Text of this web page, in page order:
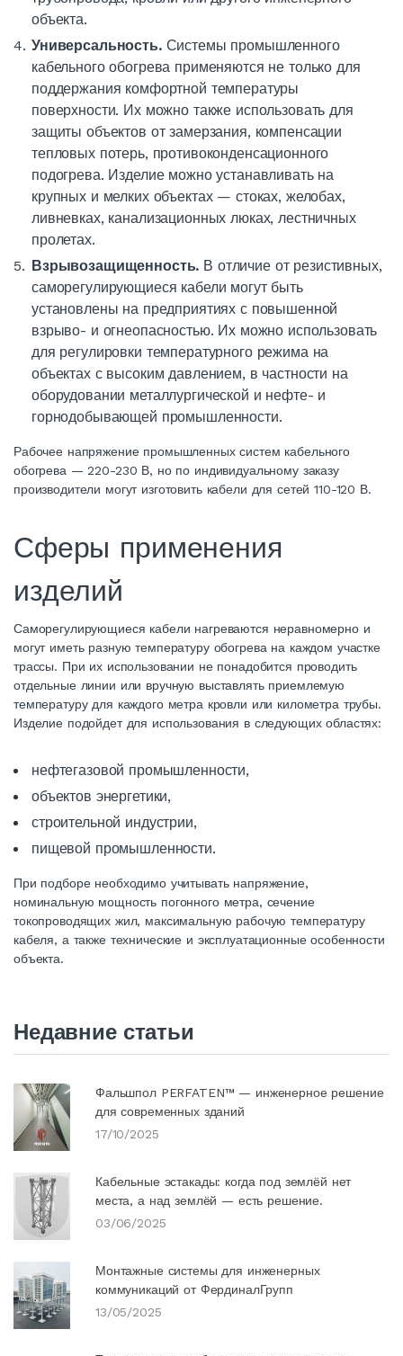
объекта.
Универсальность. Системы промышленного
кабельного обогрева применяются не только для
поддержания комфортной температуры
поверхности. Их можно также использовать для
защиты объектов от замерзания, компенсации
тепловых потерь, противоконденсационного
подогрева. Изделие можно устанавливать на
крупных и мелких объектах — стоках, желобах,
ливневках, канализационных люках, лестничных
пролетах.
Взрывозащищенность. В отличие от резистивных,
саморегулирующиеся кабели могут быть
установлены на предприятиях с повышенной
взрыво- и огнеопасностью. Их можно использовать
для регулировки температурного режима на
объектах с высоким давлением, в частности на
оборудовании металлургической и нефте- и
горнодобывающей промышленности.
Рабочее напряжение промышленных систем кабельного
обогрева — 220-230 В, но по индивидуальному заказу
производители могут изготовить кабели для сетей 110-120 В.
Сферы применения
изделий
Саморегулирующиеся кабели нагреваются неравномерно и
могут иметь разную температуру обогрева на каждом участке
трассы. При их использовании не понадобится проводить
отдельные линии или вручную выставлять приемлемую
температуру для каждого метра кровли или километра трубы.
Изделие подойдет для использования в следующих областях:
нефтегазовой промышленности,
объектов энергетики,
строительной индустрии,
пищевой промышленности.
При подборе необходимо учитывать напряжение,
номинальную мощность погонного метра, сечение
токопроводящих жил, максимальную рабочую температуру
кабеля, а также технические и эксплуатационные особенности
объекта.
Недавние статьи
Фальшпол PERFATEN™ — инженерное решение
для современных зданий
17/10/2025
Кабельные эстакады: когда под землёй нет
места, а над землёй — есть решение.
03/06/2025
Монтажные системы для инженерных
коммуникаций от ФердиналГрупп
13/05/2025